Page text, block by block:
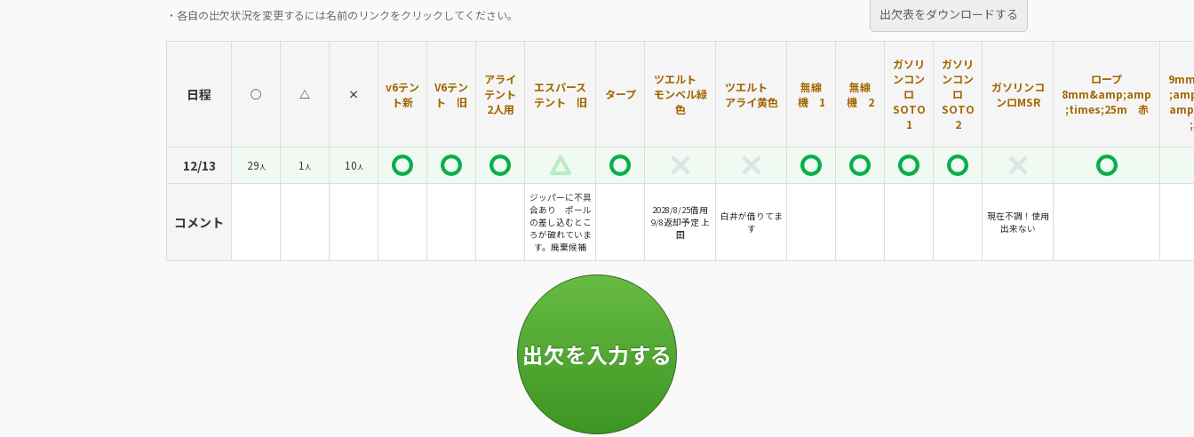
・各自の出欠状況を変更するには名前のリンクをクリックしてください。 出欠表をダウンロードする
日程 ◯ △ ×
v6テン
ト新
V6テン
ト 旧
アライ
テント
2人用
エスパース
テント 旧
タープ
ツエルト
モンベル緑
色
ツエルト
アライ黄色
無線
機 1
無線
機 2
ガソリ
ンコン
ロ
SOTO
1
ガソリ
ンコン
ロ
SOTO
2
ガソリンコ
ンロMSR
ロープ
8mm&amp;amp
;times;25m 赤
12/13 29人 1 人 10人
コメント
ジッパーに不具
合あり ポール
の差し込むとこ
ろが破れていま
す。廃棄候補
2028/8/25借用
9/8返却予定 上
田
白井が借りてま
す
現在不調！使用
出来ない